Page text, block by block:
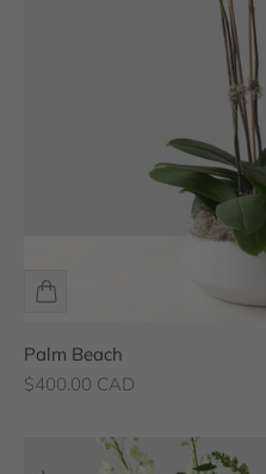
Palm Beach
Prix de vente
$400.00 CAD